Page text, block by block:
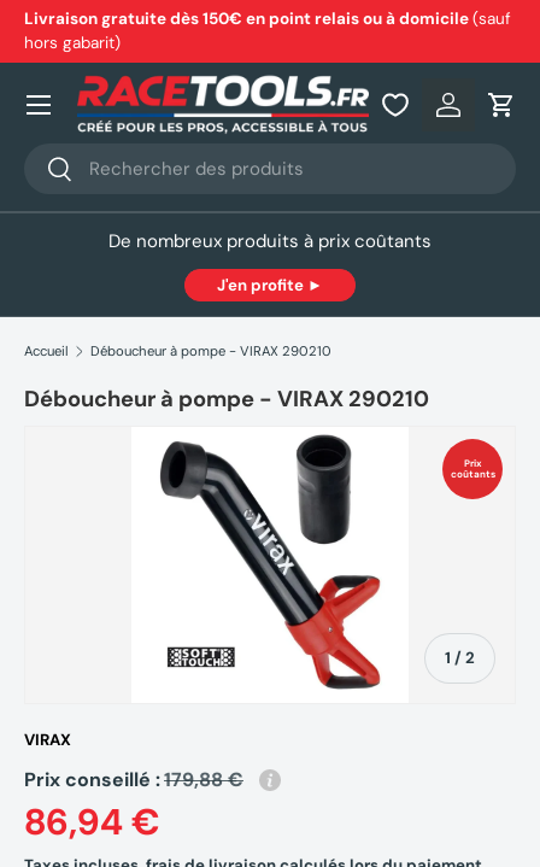
Aller au contenu
Livraison gratuite dès 150€ en point relais ou à domicile(sauf
hors gabarit)
Recherche
Rechercher
Se
Nos produits
De nombreux produits à prix coûtants
J'en profite ►
Accueil Déboucheur à pompe - VIRAX 290210
Déboucheur à pompe - VIRAX 290210
Prix
coûtants
1 /de
2
VIRAX
Prix conseillé :179,88 €
86,94 €